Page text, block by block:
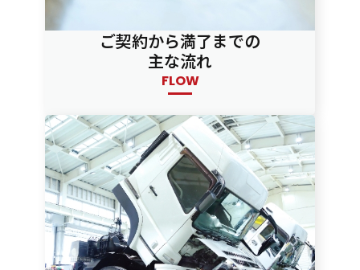
ご契約から満了までの
主な流れ
FLOW